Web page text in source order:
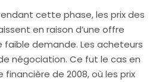
cette phase, les prix des
en raison d’une offre
faible demande. Les acheteurs
négociation. Ce fut le cas en
financière de 2008, où les prix